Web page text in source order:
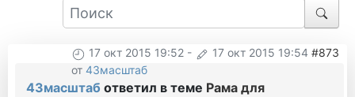
17 окт 2015 19:52 - 17 окт 2015 19:54 #873
от 43масштаб
43масштаб ответил в теме Рама для